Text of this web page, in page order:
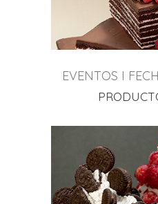
EVENTOS I